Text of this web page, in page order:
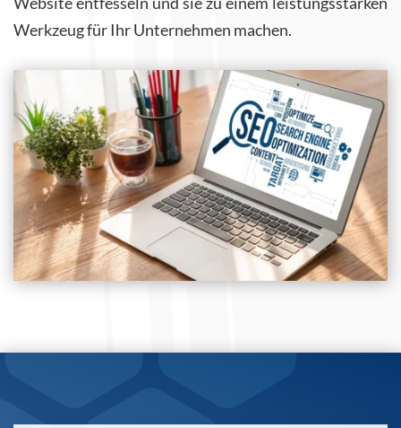
Werkzeug für Ihr Unternehmen machen.